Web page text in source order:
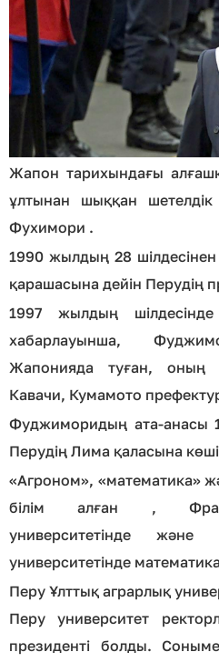
Жапон тарихындағы
ұлтынан шыққан
Фухимори .
1990 жылдың 28
қарашасына дейін Перудің
1997 жылдың
хабарлауынша,
Жапонияда туған, оның
Кавачи, Кумамото
Фуджиморидың ата-анасы
Перудің Лима қаласына
«Агроном», «математика»
білім алған ,
университетінде
университетінде
Перу Ұлттық аграрлық
Перу университет
президенті болды.